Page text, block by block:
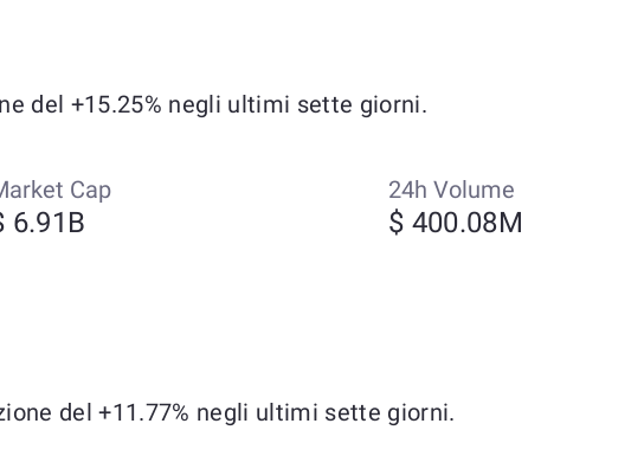
del +15.25% negli ultimi sette giorni.
Cap
6.91B
24h Volume
$ 400.08M
del +11.77% negli ultimi sette giorni.